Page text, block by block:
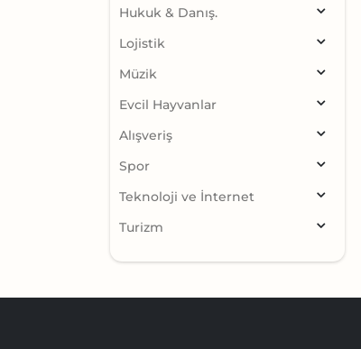
Hukuk & Danış.
Lojistik
Müzik
Evcil Hayvanlar
Alışveriş
Spor
Teknoloji ve İnternet
Turizm